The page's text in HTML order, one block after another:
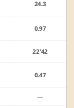
24.3
0.97
22'42
0.47
—